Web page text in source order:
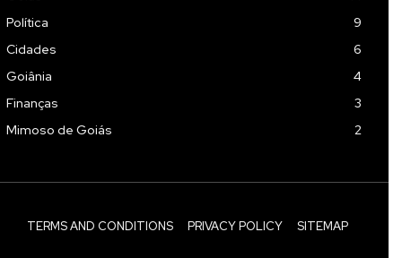
Política
9
Cidades
6
Goiânia
4
Finanças
3
Mimoso de Goiás
2
TERMS AND CONDITIONS PRIVACY POLICY SITEMAP